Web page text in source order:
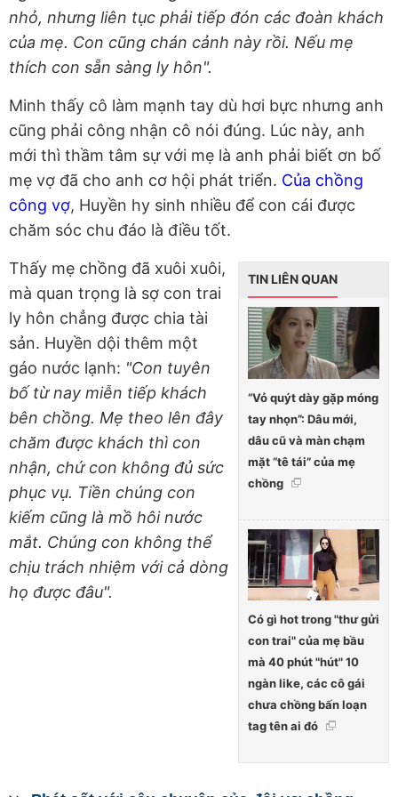
nhỏ, nhưng liên tục phải tiếp đón các đoàn khách
của mẹ. Con cũng chán cảnh này rồi. Nếu mẹ
thích con sẵn sàng ly hôn".
Minh thấy cô làm mạnh tay dù hơi bực nhưng anh
cũng phải công nhận cô nói đúng. Lúc này, anh
mới thì thầm tâm sự với mẹ là anh phải biết ơn bố
mẹ vợ đã cho anh cơ hội phát triển. Của chồng
công vợ, Huyền hy sinh nhiều để con cái được
chăm sóc chu đáo là điều tốt.
TIN LIÊN QUAN
“Vỏ quýt dày gặp móng
tay nhọn”: Dâu mới,
dâu cũ và màn chạm
mặt “tê tái” của mẹ
chồng
Có gì hot trong "thư gửi
con trai" của mẹ bầu
mà 40 phút "hút" 10
ngàn like, các cô gái
chưa chồng bấn loạn
tag tên ai đó
Thấy mẹ chồng đã xuôi xuôi,
mà quan trọng là sợ con trai
ly hôn chẳng được chia tài
sản. Huyền dội thêm một
gáo nước lạnh: "Con tuyên
bố từ nay miễn tiếp khách
bên chồng. Mẹ theo lên đây
chăm được khách thì con
nhận, chứ con không đủ sức
phục vụ. Tiền chúng con
kiếm cũng là mồ hôi nước
mắt. Chúng con không thể
chịu trách nhiệm với cả dòng
họ được đâu".